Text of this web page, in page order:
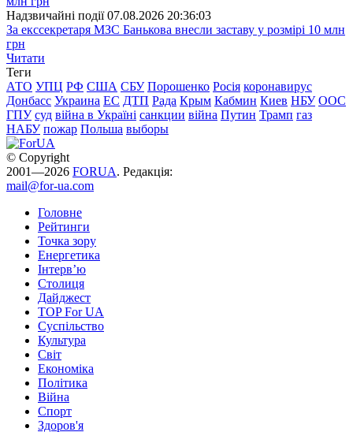
Надзвичайні події 07.08.2026 20:36:03
За екссекретаря МЗС Банькова внесли заставу у розмірі 10 млн
грн
Читати
Теги
АТО УПЦ РФ США СБУ Порошенко Росія коронавирус
Донбасс Украина ЕС ДТП Рада Крым Кабмин Киев НБУ ООС
ГПУ суд війна в Україні санкции війна Путин Трамп газ
НАБУ пожар Польша выборы
© Copyright
2001—2026 FORUA. Редакція:
mail@for-ua.com
Головне
Рейтинги
Точка зору
Енергетика
Інтерв’ю
Столиця
Дайджест
TOP For UA
Суспiльство
Культура
Світ
Економіка
Політика
Війна
Спорт
Здоров'я